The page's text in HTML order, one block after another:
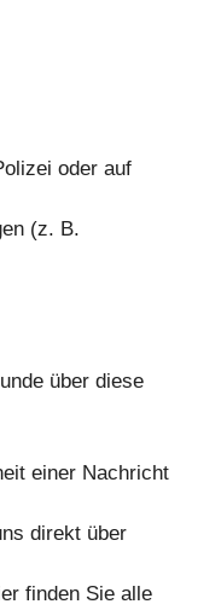
oder auf
(z. B.
über diese
einer Nachricht
direkt über
finden Sie alle